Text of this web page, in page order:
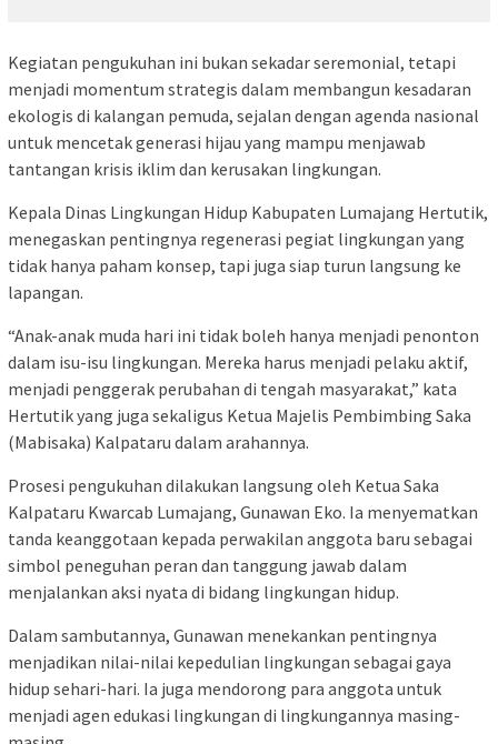
Kegiatan pengukuhan ini bukan sekadar seremonial, tetapi
menjadi momentum strategis dalam membangun kesadaran
ekologis di kalangan pemuda, sejalan dengan agenda nasional
untuk mencetak generasi hijau yang mampu menjawab
tantangan krisis iklim dan kerusakan lingkungan.
Kepala Dinas Lingkungan Hidup Kabupaten Lumajang Hertutik,
menegaskan pentingnya regenerasi pegiat lingkungan yang
tidak hanya paham konsep, tapi juga siap turun langsung ke
lapangan.
“Anak-anak muda hari ini tidak boleh hanya menjadi penonton
dalam isu-isu lingkungan. Mereka harus menjadi pelaku aktif,
menjadi penggerak perubahan di tengah masyarakat,” kata
Hertutik yang juga sekaligus Ketua Majelis Pembimbing Saka
(Mabisaka) Kalpataru dalam arahannya.
Prosesi pengukuhan dilakukan langsung oleh Ketua Saka
Kalpataru Kwarcab Lumajang, Gunawan Eko. Ia menyematkan
tanda keanggotaan kepada perwakilan anggota baru sebagai
simbol peneguhan peran dan tanggung jawab dalam
menjalankan aksi nyata di bidang lingkungan hidup.
Dalam sambutannya, Gunawan menekankan pentingnya
menjadikan nilai-nilai kepedulian lingkungan sebagai gaya
hidup sehari-hari. Ia juga mendorong para anggota untuk
menjadi agen edukasi lingkungan di lingkungannya masing-